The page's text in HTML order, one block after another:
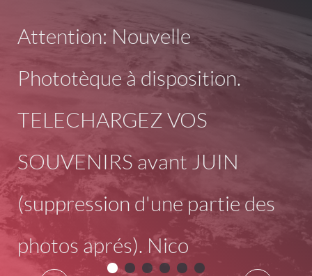
Attention: Nouvelle
Phototèque à disposition.
TELECHARGEZ VOS
SOUVENIRS avant JUIN
(suppression d'une partie des
photos aprés). Nico